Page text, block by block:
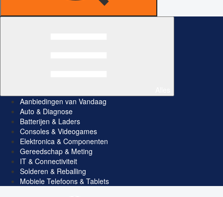
Aanbiedingen van Vandaag
Auto & Diagnose
Batterijen & Laders
Consoles & Videogames
Elektronica & Componenten
Gereedschap & Meting
IT & Connectiviteit
Solderen & Reballing
Mobiele Telefoons & Tablets